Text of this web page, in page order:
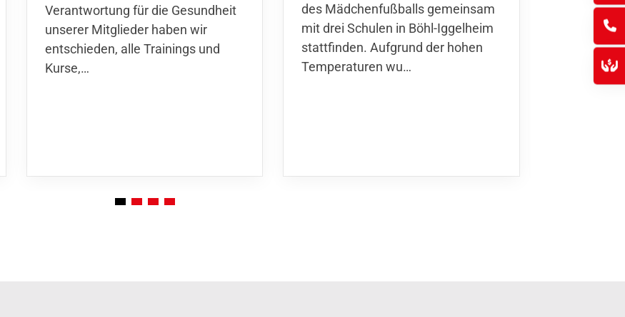
Verantwortung für die Gesundheit
unserer Mitglieder haben wir
entschieden, alle Trainings und
Kurse,…
des Mädchenfußballs gemeinsam
mit drei Schulen in Böhl-Iggelheim
stattfinden. Aufgrund der hohen
Temperaturen wu…
den
Finnla…